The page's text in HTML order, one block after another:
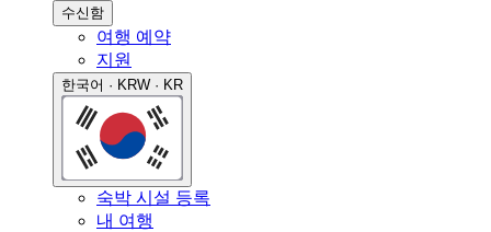
수신함
여행 예약
지원
한국어 · KRW · KR
숙박 시설 등록
내 여행